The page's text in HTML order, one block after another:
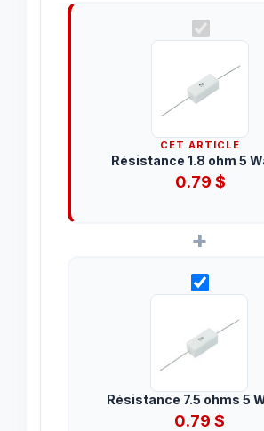
CET ARTICLE
Résistance 1.8 ohm 5
0.79 $
+
Résistance 7.5 ohms 5
0.79 $